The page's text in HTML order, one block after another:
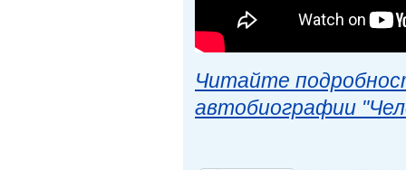
Читайте
автобиографии